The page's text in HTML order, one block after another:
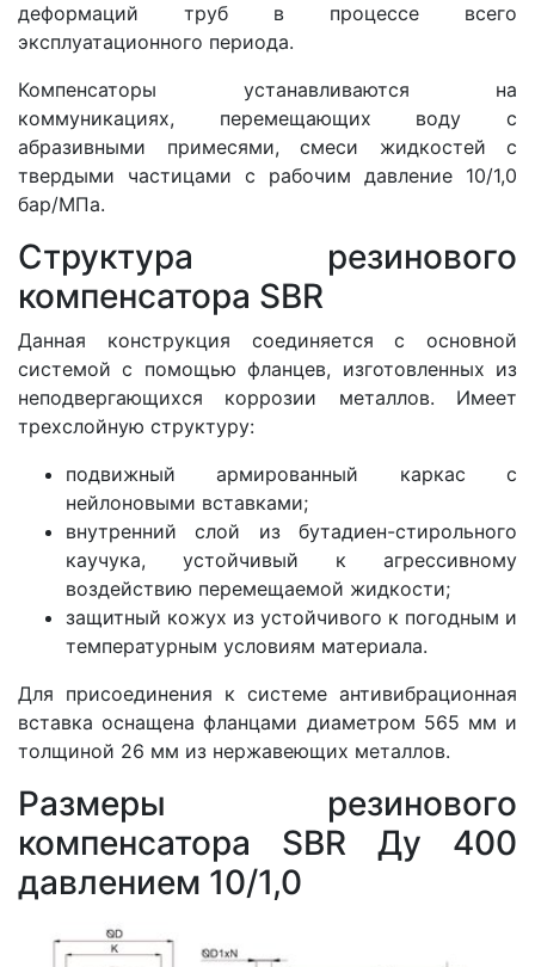
деформаций труб в процессе всего
эксплуатационного периода.
Компенсаторы устанавливаются на
коммуникациях, перемещающих воду с
абразивными примесями, смеси жидкостей с
твердыми частицами с рабочим давление 10/1,0
бар/МПа.
Структура резинового
компенсатора SBR
Данная конструкция соединяется с основной
системой с помощью фланцев, изготовленных из
неподвергающихся коррозии металлов. Имеет
трехслойную структуру:
подвижный армированный каркас с
нейлоновыми вставками;
внутренний слой из бутадиен-стирольного
каучука, устойчивый к агрессивному
воздействию перемещаемой жидкости;
защитный кожух из устойчивого к погодным и
температурным условиям материала.
Для присоединения к системе антивибрационная
вставка оснащена фланцами диаметром 565 мм и
толщиной 26 мм из нержавеющих металлов.
Размеры резинового
компенсатора SBR Ду 400
давлением 10/1,0